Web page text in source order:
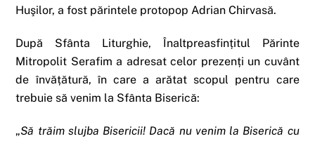
Huşilor, a fost părintele protopop Adrian Chirvasă.
După Sfânta Liturghie, Înalt­prea­­sfințitul Părinte
Mitropolit Serafim a adresat celor prezenți un cuvânt
de învățătură, în care a arătat scopul pentru care
trebuie să venim la Sfânta Biserică:
„Să trăim slujba Bisericii! Dacă nu venim la Biserică cu